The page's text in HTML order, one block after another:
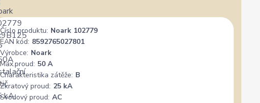
Číslo produktu: Noark 102779
EAN kód: 8592765027801
Výrobce: Noark
Max.proud: 50 A
Charakteristika zátěže: B
Zkratový proud: 25 kA
Svodový proud: AC